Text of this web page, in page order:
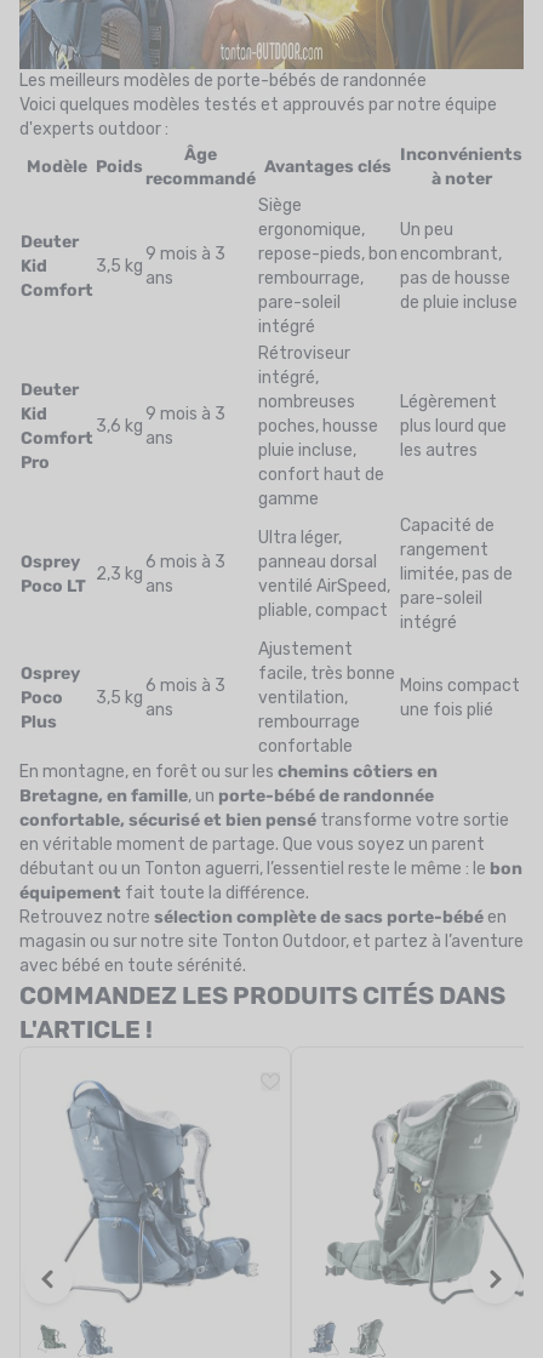
Les meilleurs modèles de porte-bébés de randonnée
Voici quelques modèles testés et approuvés par notre équipe
d'experts outdoor :
Modèle Poids
Âge
recommandé
Avantages clés
Inconvénients
à noter
Deuter
Kid
Comfort
3,5 kg
9 mois à 3
ans
Siège
ergonomique,
repose-pieds, bon
rembourrage,
pare-soleil
intégré
Un peu
encombrant,
pas de housse
de pluie incluse
Deuter
Kid
Comfort
Pro
3,6 kg
9 mois à 3
ans
Rétroviseur
intégré,
nombreuses
poches, housse
pluie incluse,
confort haut de
gamme
Légèrement
plus lourd que
les autres
Osprey
Poco LT
2,3 kg
6 mois à 3
ans
Ultra léger,
panneau dorsal
ventilé AirSpeed,
pliable, compact
Capacité de
rangement
limitée, pas de
pare-soleil
intégré
Osprey
Poco
Plus
3,5 kg
6 mois à 3
ans
Ajustement
facile, très bonne
ventilation,
rembourrage
confortable
Moins compact
une fois plié
En montagne, en forêt ou sur les chemins côtiers en
Bretagne, en famille, un porte-bébé de randonnée
confortable, sécurisé et bien pensé transforme votre sortie
en véritable moment de partage. Que vous soyez un parent
débutant ou un Tonton aguerri, l’essentiel reste le même : le bon
équipement fait toute la différence.
Retrouvez notre sélection complète de sacs porte-bébé en
magasin ou sur notre site Tonton Outdoor, et partez à l’aventure
avec bébé en toute sérénité.
COMMANDEZ LES PRODUITS CITÉS DANS
L'ARTICLE !